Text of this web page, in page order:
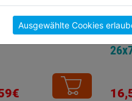
Ausgewählte Cookies